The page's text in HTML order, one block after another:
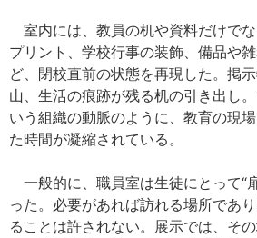
室内には、教員の机や資料だけで
プリント、学校行事の装飾、備品や
ど、閉校直前の状態を再現した。掲
山、生活の痕跡が残る机の引き出し
いう組織の動脈のように、教育の現
た時間が凝縮されている。
一般的に、職員室は生徒にとって“
った。必要があれば訪れる場所であ
ることは許されない。展示では、そ